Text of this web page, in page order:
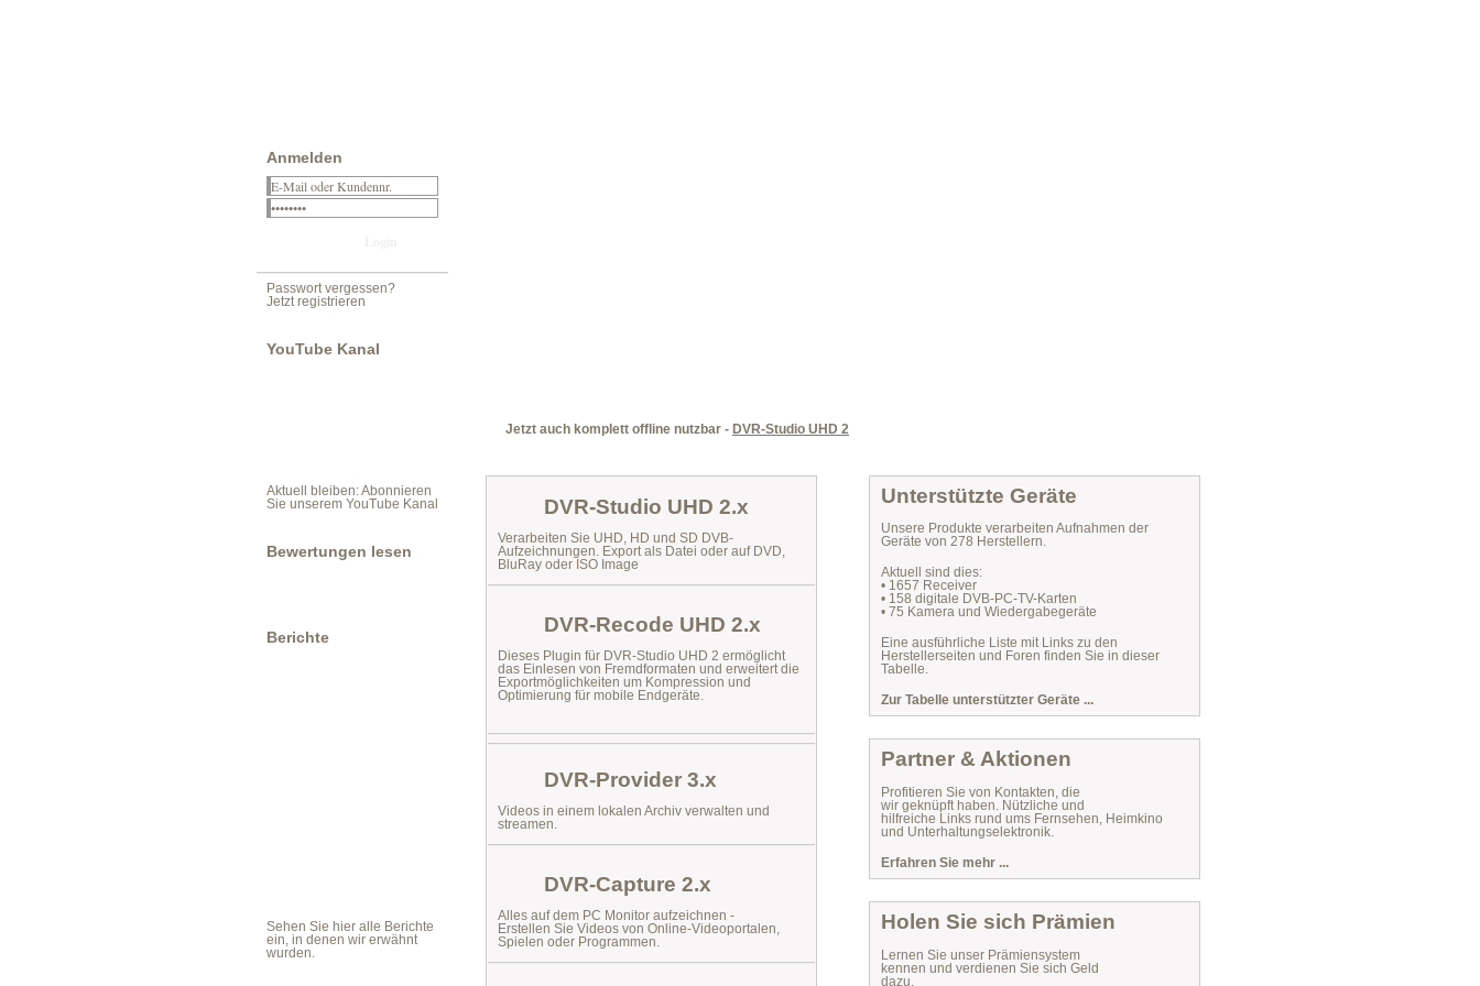
Anmelden
Passwort vergessen?
Jetzt registrieren
YouTube Kanal
Aktuell bleiben: Abonnieren
Sie unserem YouTube Kanal
Bewertungen lesen
Berichte
Sehen Sie hier alle Berichte
ein, in denen wir erwähnt
wurden.
Jetzt auch komplett offline nutzbar - DVR-Studio UHD 2
DVR-Studio UHD 2.x
Verarbeiten Sie UHD, HD und SD DVB-
Aufzeichnungen. Export als Datei oder auf DVD,
BluRay oder ISO Image
DVR-Recode UHD 2.x
Dieses Plugin für DVR-Studio UHD 2 ermöglicht
das Einlesen von Fremdformaten und erweitert die
Exportmöglichkeiten um Kompression und
Optimierung für mobile Endgeräte.
DVR-Provider 3.x
Videos in einem lokalen Archiv verwalten und
streamen.
DVR-Capture 2.x
Alles auf dem PC Monitor aufzeichnen -
Erstellen Sie Videos von Online-Videoportalen,
Spielen oder Programmen.
Unterstützte Geräte
Unsere Produkte verarbeiten Aufnahmen der
Geräte von 278 Herstellern.
Aktuell sind dies:
• 1657 Receiver
• 158 digitale DVB-PC-TV-Karten
• 75 Kamera und Wiedergabegeräte
Eine ausführliche Liste mit Links zu den
Herstellerseiten und Foren finden Sie in dieser
Tabelle.
Zur Tabelle unterstützter Geräte ...
Partner & Aktionen
Profitieren Sie von Kontakten, die
wir geknüpft haben. Nützliche und
hilfreiche Links rund ums Fernsehen, Heimkino
und Unterhaltungselektronik.
Erfahren Sie mehr ...
Holen Sie sich Prämien
Lernen Sie unser Prämiensystem
kennen und verdienen Sie sich Geld
dazu.